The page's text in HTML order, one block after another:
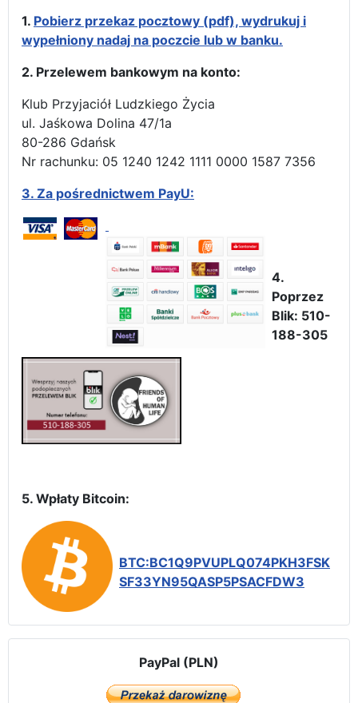
1. Pobierz przekaz pocztowy (pdf), wydrukuj i
wypełniony nadaj na poczcie lub w banku.
2. Przelewem bankowym na konto:
Klub Przyjaciół Ludzkiego Życia
ul. Jaśkowa Dolina 47/1a
80-286 Gdańsk
Nr rachunku: 05 1240 1242 1111 0000 1587 7356
3. Za pośrednictwem PayU:
4.
Poprzez
Blik: 510-
188-305
5. Wpłaty Bitcoin:
BTC:BC1Q9PVUPLQ074PKH3FSK
SF33YN95QASP5PSACFDW3
PayPal (PLN)